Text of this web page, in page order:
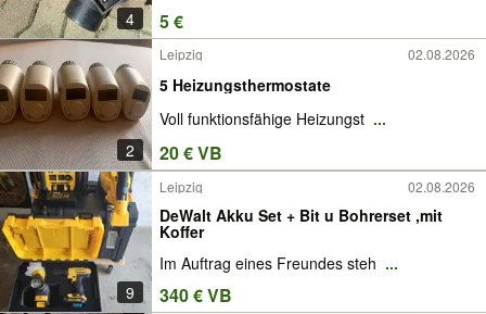
4 5 €
2
Leipzig 02.08.2026
5 Heizungsthermostate
Voll funktionsfähige Heizungst ...
20 € VB
9
Leipzig 02.08.2026
DeWalt Akku Set + Bit u Bohrerset ,mit
Koffer
Im Auftrag eines Freundes steh ...
340 € VB